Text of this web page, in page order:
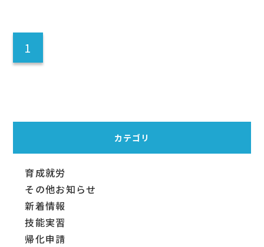
1
カテゴリ
育成就労
その他お知らせ
新着情報
技能実習
帰化申請